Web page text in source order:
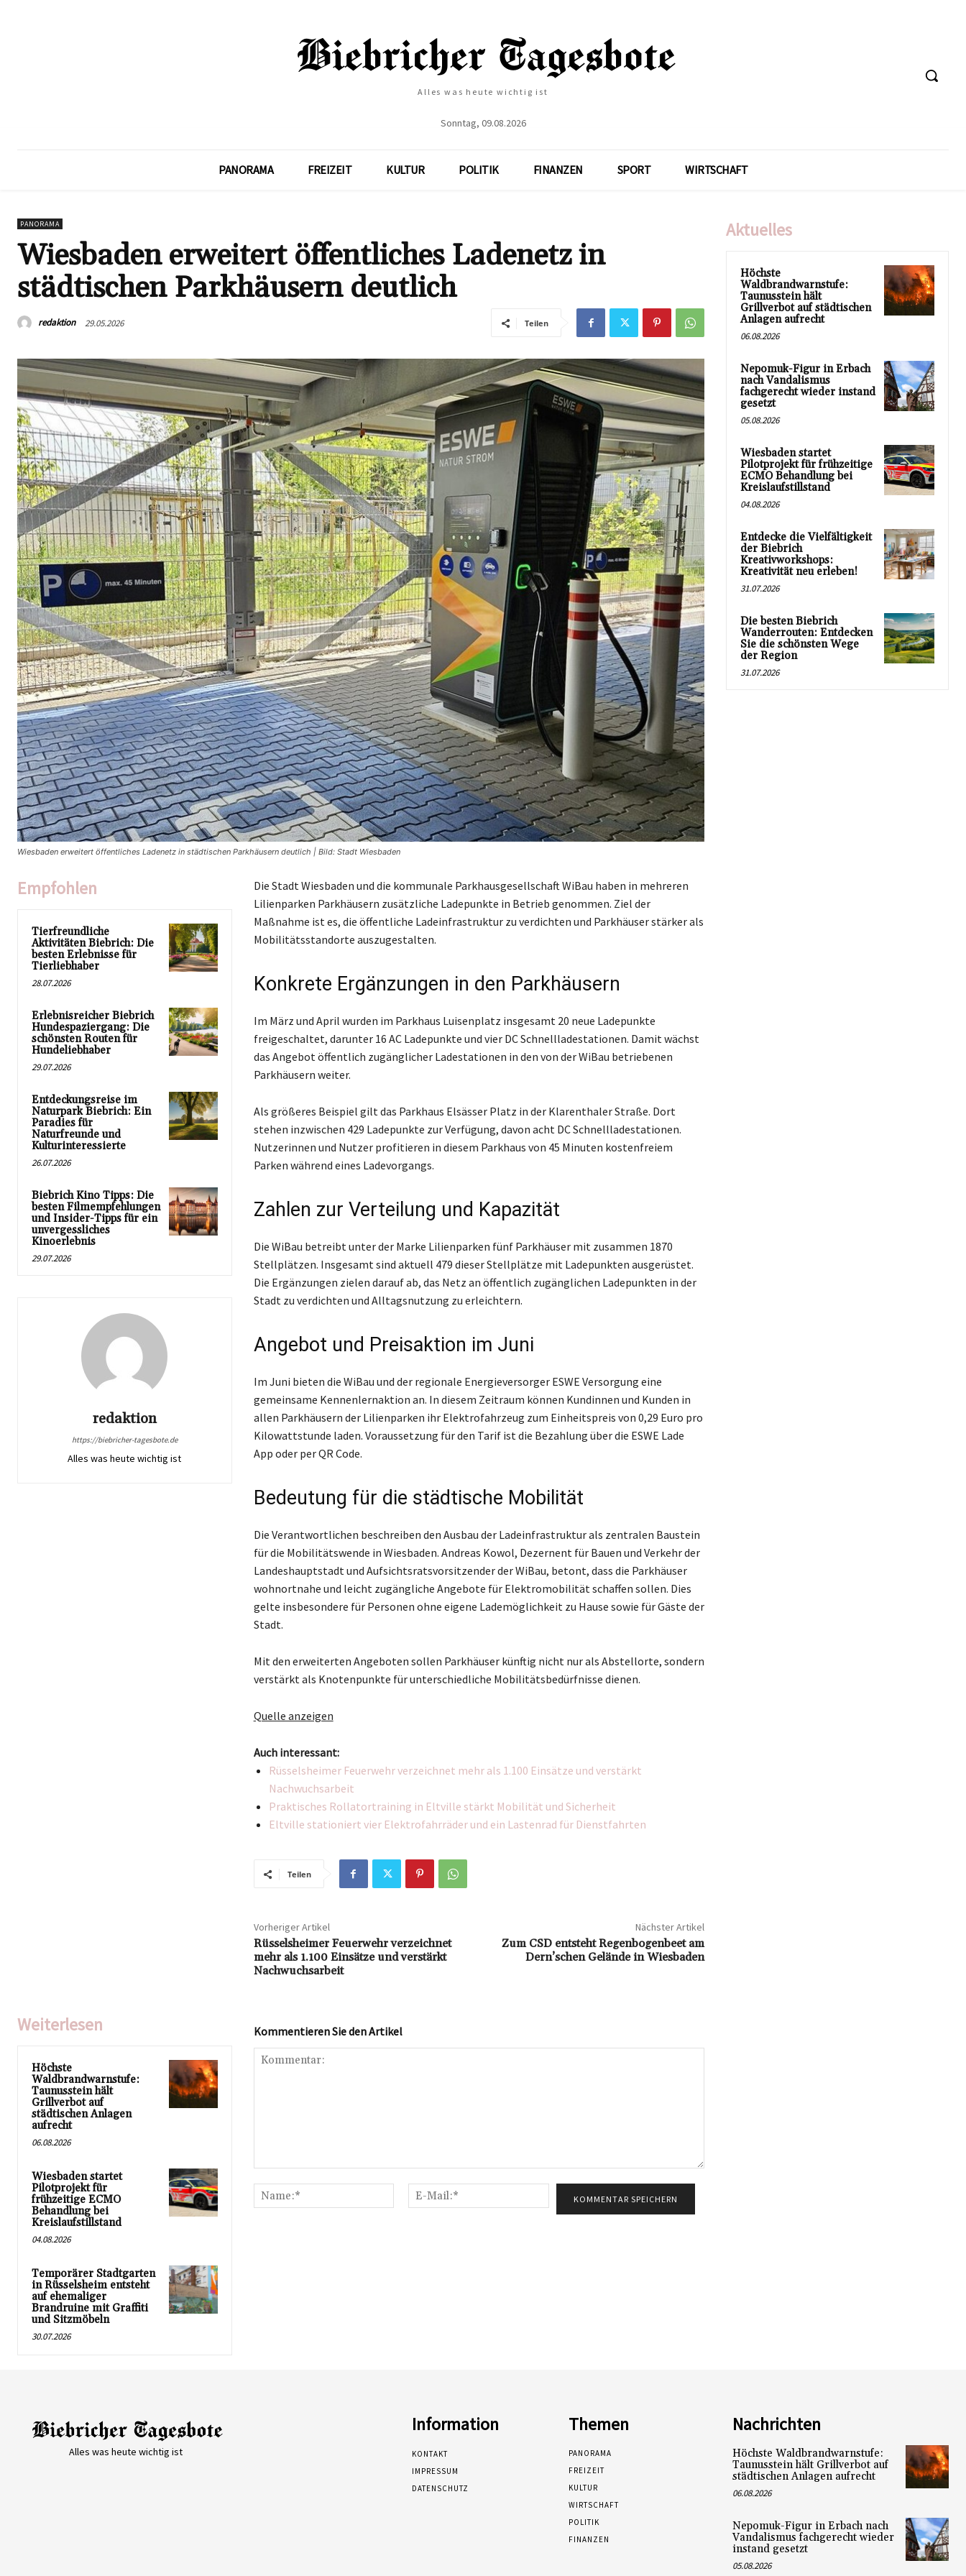
Alles was heute wichtig ist
Sonntag, 09.08.2026
PANORAMA FREIZEIT KULTUR POLITIK FINANZEN SPORT WIRTSCHAFT
PANORAMA
Wiesbaden erweitert öffentliches Ladenetz in
städtischen Parkhäusern deutlich
redaktion 29.05.2026 Teilen
Wiesbaden erweitert öffentliches Ladenetz in städtischen Parkhäusern deutlich | Bild: Stadt Wiesbaden
Empfohlen
Tierfreundliche
Aktivitäten Biebrich: Die
besten Erlebnisse für
Tierliebhaber
28.07.2026
Erlebnisreicher Biebrich
Hundespaziergang: Die
schönsten Routen für
Hundeliebhaber
29.07.2026
Entdeckungsreise im
Naturpark Biebrich: Ein
Paradies für
Naturfreunde und
Kulturinteressierte
26.07.2026
Biebrich Kino Tipps: Die
besten Filmempfehlungen
und Insider-Tipps für ein
unvergessliches
Kinoerlebnis
29.07.2026
redaktion
https://biebricher-tagesbote.de
Alles was heute wichtig ist
Die Stadt Wiesbaden und die kommunale Parkhausgesellschaft WiBau haben in mehreren
Lilienparken Parkhäusern zusätzliche Ladepunkte in Betrieb genommen. Ziel der
Maßnahme ist es, die öffentliche Ladeinfrastruktur zu verdichten und Parkhäuser stärker als
Mobilitätsstandorte auszugestalten.
Konkrete Ergänzungen in den Parkhäusern
Im März und April wurden im Parkhaus Luisenplatz insgesamt 20 neue Ladepunkte
freigeschaltet, darunter 16 AC Ladepunkte und vier DC Schnellladestationen. Damit wächst
das Angebot öffentlich zugänglicher Ladestationen in den von der WiBau betriebenen
Parkhäusern weiter.
Als größeres Beispiel gilt das Parkhaus Elsässer Platz in der Klarenthaler Straße. Dort
stehen inzwischen 429 Ladepunkte zur Verfügung, davon acht DC Schnellladestationen.
Nutzerinnen und Nutzer profitieren in diesem Parkhaus von 45 Minuten kostenfreiem
Parken während eines Ladevorgangs.
Zahlen zur Verteilung und Kapazität
Die WiBau betreibt unter der Marke Lilienparken fünf Parkhäuser mit zusammen 1870
Stellplätzen. Insgesamt sind aktuell 479 dieser Stellplätze mit Ladepunkten ausgerüstet.
Die Ergänzungen zielen darauf ab, das Netz an öffentlich zugänglichen Ladepunkten in der
Stadt zu verdichten und Alltagsnutzung zu erleichtern.
Angebot und Preisaktion im Juni
Im Juni bieten die WiBau und der regionale Energieversorger ESWE Versorgung eine
gemeinsame Kennenlernaktion an. In diesem Zeitraum können Kundinnen und Kunden in
allen Parkhäusern der Lilienparken ihr Elektrofahrzeug zum Einheitspreis von 0,29 Euro pro
Kilowattstunde laden. Voraussetzung für den Tarif ist die Bezahlung über die ESWE Lade
App oder per QR Code.
Bedeutung für die städtische Mobilität
Die Verantwortlichen beschreiben den Ausbau der Ladeinfrastruktur als zentralen Baustein
für die Mobilitätswende in Wiesbaden. Andreas Kowol, Dezernent für Bauen und Verkehr der
Landeshauptstadt und Aufsichtsratsvorsitzender der WiBau, betont, dass die Parkhäuser
wohnortnahe und leicht zugängliche Angebote für Elektromobilität schaffen sollen. Dies
gelte insbesondere für Personen ohne eigene Lademöglichkeit zu Hause sowie für Gäste der
Stadt.
Mit den erweiterten Angeboten sollen Parkhäuser künftig nicht nur als Abstellorte, sondern
verstärkt als Knotenpunkte für unterschiedliche Mobilitätsbedürfnisse dienen.
Quelle anzeigen
Auch interessant:
Rüsselsheimer Feuerwehr verzeichnet mehr als 1.100 Einsätze und verstärkt
Nachwuchsarbeit
Praktisches Rollatortraining in Eltville stärkt Mobilität und Sicherheit
Eltville stationiert vier Elektrofahrräder und ein Lastenrad für Dienstfahrten
Teilen
Vorheriger Artikel
Rüsselsheimer Feuerwehr verzeichnet
mehr als 1.100 Einsätze und verstärkt
Nachwuchsarbeit
Nächster Artikel
Zum CSD entsteht Regenbogenbeet am
Dern’schen Gelände in Wiesbaden
Weiterlesen
Höchste
Waldbrandwarnstufe:
Taunusstein hält
Grillverbot auf
städtischen Anlagen
aufrecht
06.08.2026
Wiesbaden startet
Pilotprojekt für
frühzeitige ECMO
Behandlung bei
Kreislaufstillstand
04.08.2026
Temporärer Stadtgarten
in Rüsselsheim entsteht
auf ehemaliger
Brandruine mit Graffiti
und Sitzmöbeln
30.07.2026
Kommentieren Sie den Artikel
Name:*
Mail:*
Aktuelles
Höchste
Waldbrandwarnstufe:
Taunusstein hält
Grillverbot auf städtischen
Anlagen aufrecht
06.08.2026
Nepomuk-Figur in Erbach
nach Vandalismus
fachgerecht wieder instand
gesetzt
05.08.2026
Wiesbaden startet
Pilotprojekt für frühzeitige
ECMO Behandlung bei
Kreislaufstillstand
04.08.2026
Entdecke die Vielfältigkeit
der Biebrich
Kreativworkshops:
Kreativität neu erleben!
31.07.2026
Die besten Biebrich
Wanderrouten: Entdecken
Sie die schönsten Wege
der Region
31.07.2026
Alles was heute wichtig ist
Information
KONTAKT
IMPRESSUM
DATENSCHUTZ
Themen
PANORAMA
FREIZEIT
KULTUR
WIRTSCHAFT
POLITIK
FINANZEN
Nachrichten
Höchste Waldbrandwarnstufe:
Taunusstein hält Grillverbot auf
städtischen Anlagen aufrecht
06.08.2026
Nepomuk-Figur in Erbach nach
Vandalismus fachgerecht wieder
instand gesetzt
05.08.2026